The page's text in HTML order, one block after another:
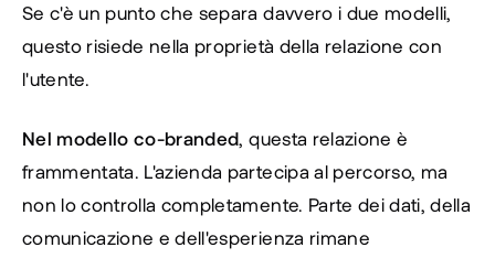
Se c'è un punto che separa davvero i due modelli,
questo risiede nella proprietà della relazione con
l'utente.
Nel modello co-branded, questa relazione è
frammentata. L'azienda partecipa al percorso, ma
non lo controlla completamente. Parte dei dati, della
comunicazione e dell'esperienza rimane